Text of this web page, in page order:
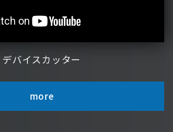
デバイスカッター
more